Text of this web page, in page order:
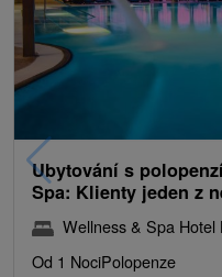
Ubytování s
Spa: Klienty jeden z
Wellness & Spa Hotel
Od 1 NociPolopenze